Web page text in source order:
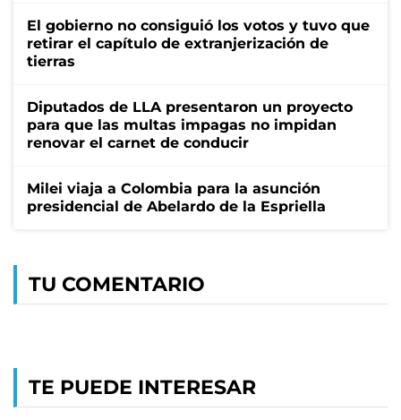
El gobierno no consiguió los votos y tuvo que
retirar el capítulo de extranjerización de
tierras
Diputados de LLA presentaron un proyecto
para que las multas impagas no impidan
renovar el carnet de conducir
Milei viaja a Colombia para la asunción
presidencial de Abelardo de la Espriella
TU COMENTARIO
TE PUEDE INTERESAR